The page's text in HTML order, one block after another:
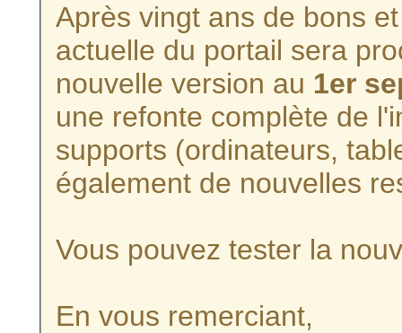
Après vingt ans de bons
actuelle du portail sera
nouvelle version au 1er
une refonte complète de
supports (ordinateurs,
également de nouvelles
Vous pouvez tester la
En vous remerciant,